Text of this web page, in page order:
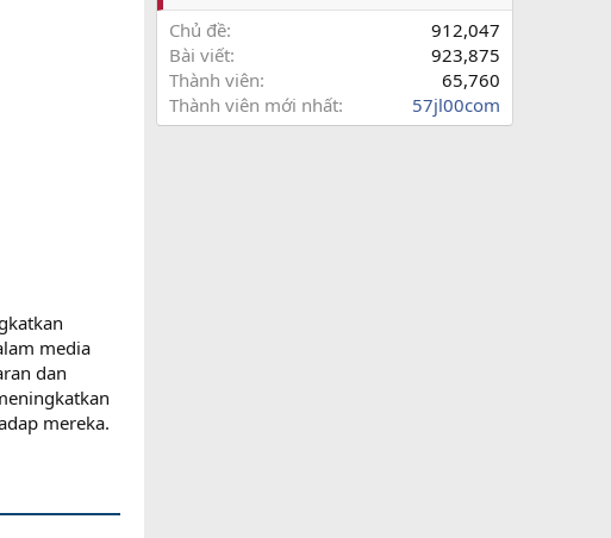
media
dan
mereka.
Chủ đề
912,047
Bài viết
923,875
Thành viên
65,760
Thành viên mới nhất
57jl00com